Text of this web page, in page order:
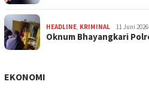
HEADLINE, KRIMINAL 11 Juni 2026
Oknum Bhayangkari
EKONOMI